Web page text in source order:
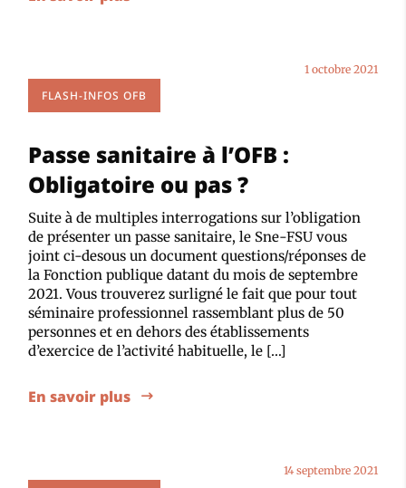
FLASH-INFOS OFB
1 octobre 2021
Passe sanitaire à l’OFB :
Obligatoire ou pas ?
Suite à de multiples interrogations sur l’obligation
de présenter un passe sanitaire, le Sne-FSU vous
joint ci-desous un document questions/réponses de
la Fonction publique datant du mois de septembre
2021. Vous trouverez surligné le fait que pour tout
séminaire professionnel rassemblant plus de 50
personnes et en dehors des établissements
d’exercice de l’activité habituelle, le […]
En savoir plus
14 septembre 2021